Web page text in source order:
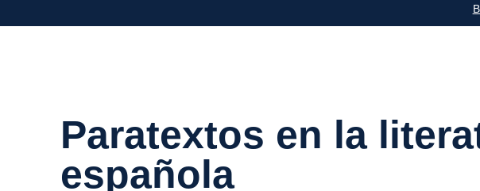
Paratextos en la
española